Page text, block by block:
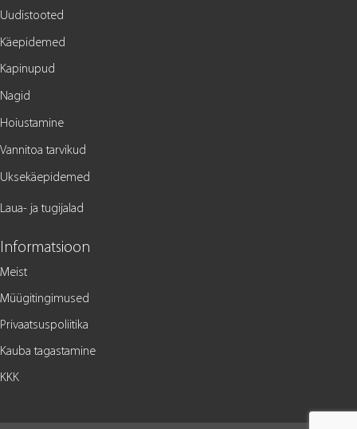
Uudistooted
Käepidemed
Kapinupud
Nagid
Hoiustamine
Vannitoa tarvikud
Uksekäepidemed
Laua- ja tugijalad
Informatsioon
Meist
Müügitingimused
Privaatsuspoliitika
Kauba tagastamine
KKK